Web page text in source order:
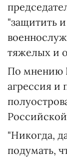
"защитить
тяжелых и
По мнению
агрессия и
"Никогда,
подумать,